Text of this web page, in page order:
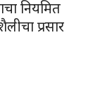
नियमित
प्रसार